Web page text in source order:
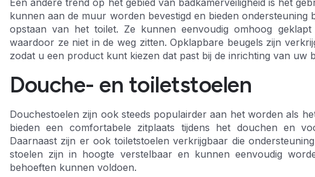
Een andere trend op het gebied van badkamerveiligheid is het
kunnen aan de muur worden bevestigd en bieden
opstaan van het toilet. Ze kunnen eenvoudig omhoog
waardoor ze niet in de weg zitten. Opklapbare beugels zijn
zodat u een product kunt kiezen dat past bij de inrichting van uw
Douche- en toiletstoelen
Douchestoelen zijn ook steeds populairder aan het worden als
bieden een comfortabele zitplaats tijdens het douchen en
Daarnaast zijn er ook toiletstoelen verkrijgbaar die
stoelen zijn in hoogte verstelbaar en kunnen eenvoudig
behoeften kunnen voldoen.